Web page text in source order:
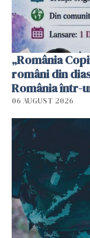
„România
români din
România într-
06 AUGUST 2026